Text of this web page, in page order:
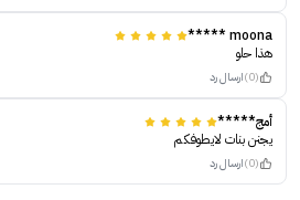
moona *****
هذا حلو
(0) ارسال رد
أمج*****
يجنن بنات لايطوفكم
(0) ارسال رد